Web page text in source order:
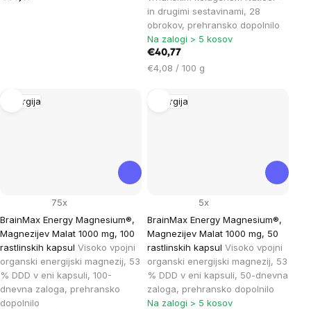
in drugimi sestavinami, 28
obrokov, prehransko dopolnilo
Na zalogi > 5 kosov
€40,77
Cena
enoto:
€4,08 / 100 g
Energija
BrainMax Energy Magnesium®,
Magnezijev Malat 1000 mg, 100
rastlinskih kapsul Visoko vpojni
organski energijski magnezij, 53
% DDD v eni kapsuli, 100-
dnevna zaloga, prehransko
dopolnilo
75x
Energija
BrainMax Energy Magnesium®,
Magnezijev Malat 1000 mg, 50
rastlinskih kapsul Visoko vpojni
organski energijski magnezij, 53
% DDD v eni kapsuli, 50-dnevna
zaloga, prehransko dopolnilo
5x
Na zalogi > 5 kosov